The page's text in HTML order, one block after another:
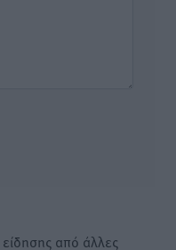
από άλλες